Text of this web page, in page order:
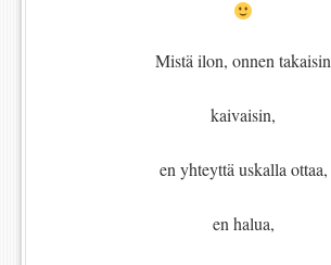
Mistä ilon, onnen takaisin
kaivaisin,
en yhteyttä uskalla ottaa,
en halua,